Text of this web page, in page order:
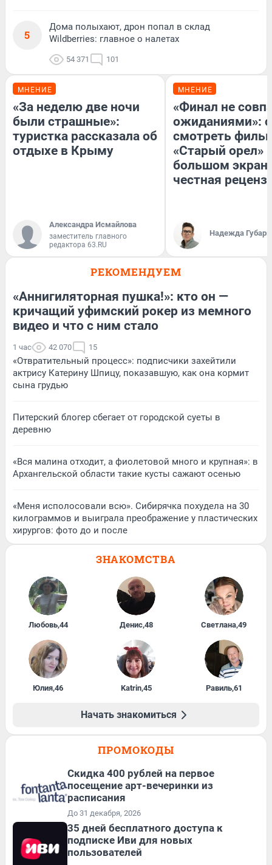
5
Дома полыхают, дрон попал в склад
Wildberries: главное о налетах
54 371 101
МНЕНИЕ
«За неделю две ночи
были страшные»:
туристка рассказала об
отдыхе в Крыму
Александра Исмайлова
заместитель главного
редактора 63.RU
МНЕНИЕ
«Финал не
ожиданиями»:
смотреть
«Старый орел»
большом
честная
Надежда Губарь
РЕКОМЕНДУЕМ
«Аннигиляторная пушка!»: кто он —
кричащий уфимский рокер из мемного
видео и что с ним стало
1 час 42 070 15
«Отвратительный процесс»: подписчики захейтили
актрису Катерину Шпицу, показавшую, как она кормит
сына грудью
Питерский блогер сбегает от городской суеты в
деревню
«Вся малина отходит, а фиолетовой много и крупная»: в
Архангельской области такие кусты сажают осенью
«Меня исполосовали всю». Сибирячка похудела на 30
килограммов и выиграла преображение у пластических
хирургов: фото до и после
ЗНАКОМСТВА
Любовь,44 Денис,48 Светлана,49
Юлия,46 Katrin,45 Равиль,61
Начать знакомиться
ПРОМОКОДЫ
Cкидка 400 рублей на первое
посещение арт-вечеринки из
расписания
До 31 декабря, 2026
35 дней бесплатного доступа к
подписке Иви для новых
пользователей